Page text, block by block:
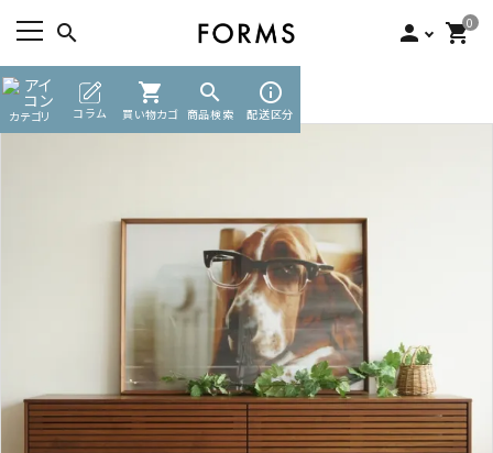
search person 0
shopping_cart
カテゴリ コラム
shopping_cart
買い物カゴ
search
商品検索
info_outline
配送区分
ACCOUNT MENU
ようこそ ゲスト 様
search
カテゴリーから探す
インフォメーション
TOP 収納家具 テレビボード